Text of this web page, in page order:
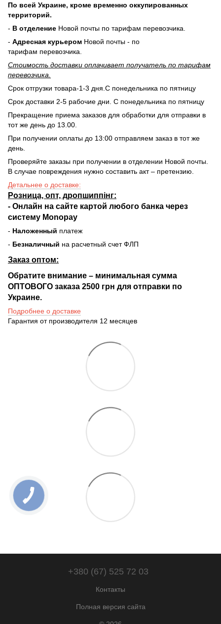
По всей Украине, кроме временно оккупированных
территорий.
- В отделение Новой почты по тарифам перевозчика.
- Адресная курьером Новой почты - по
тарифам перевозчика.
Стоимость доставки оплачивает получатель по тарифам
перевозчика.
Срок отгрузки товара-1-3 дня.С понедельника по пятницу
Срок доставки 2-5 рабочие дни. С понедельника по пятницу
Прекращение приема заказов для обработки для отправки в
тот же день до 13.00.
При получении оплаты до 13:00 отправляем заказ в тот же
день.
Проверяйте заказы при получении в отделении Новой почты.
В случае повреждения нужно составить акт – претензию.
Детальнее о доставке:
Розница, опт, дропшиппінг:
- Онлайн на сайте картой любого банка через
систему Monopay
- Наложенный платеж
- Безналичный на расчетный счет ФЛП
Заказ оптом:
Обратите внимание – минимальная сумма
ОПТОВОГО заказа 2500 грн для отправки по
Украине.
Подробнее о доставке
Гарантия от производителя 12 месяцев
+380 (67) 525 72 03
Контакты
Полная версия сайта